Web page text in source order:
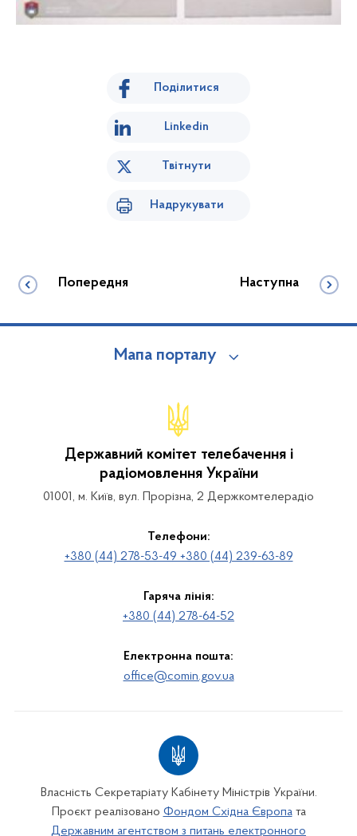
Поділитися
Linkedin
Твітнути
Надрукувати
Попередня Наступна
Мапа порталу
Державний комітет телебачення і
радіомовлення України
01001, м. Київ, вул. Прорізна, 2 Держкомтелерадіо
Телефони:
+380 (44) 278-53-49 +380 (44) 239-63-89
Гаряча лінія:
+380 (44) 278-64-52
Електронна пошта:
office@comin.gov.ua
Власність Секретаріату Кабінету Міністрів України.
Проєкт реалізовано Фондом Східна Європата
Державним агентством з питань електронного